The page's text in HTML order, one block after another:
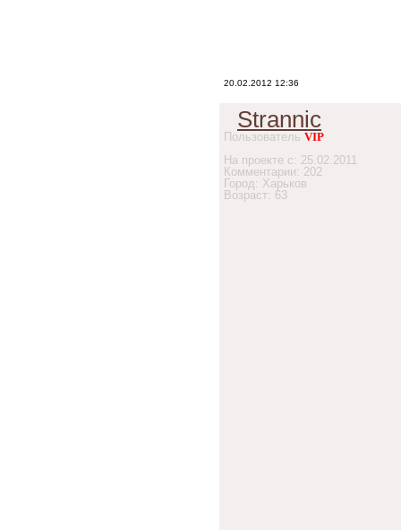
20.02.2012 12:36
Strannic
Пользователь VIP
На проекте с: 25.02.2011
Комментарии: 202
Город: Харьков
Возраст: 63